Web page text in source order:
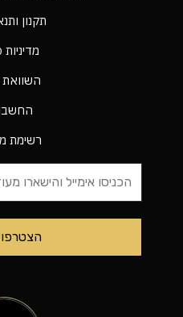
תקנון
השוואת
רשימת